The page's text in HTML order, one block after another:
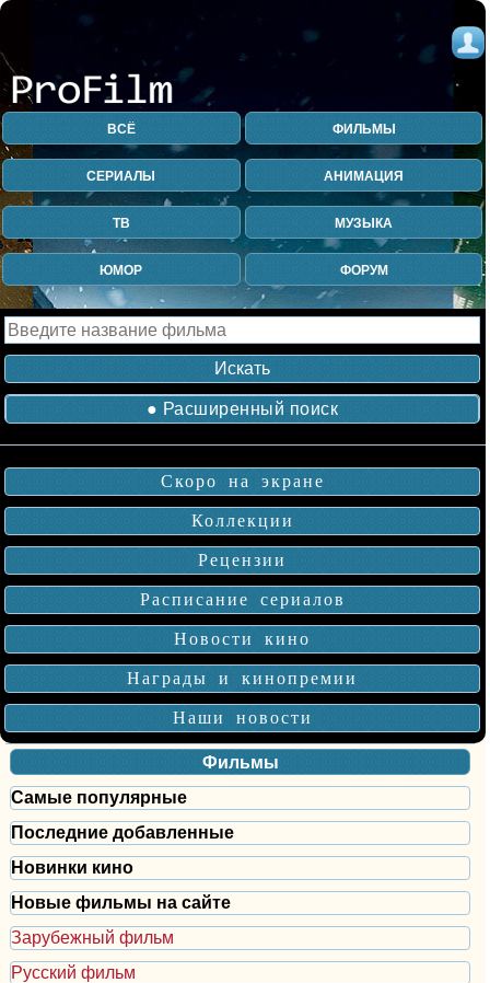
ВСЁ ФИЛЬМЫ
СЕРИАЛЫ АНИМАЦИЯ
ТВ МУЗЫКА
ЮМОР ФОРУМ
● Расширенный поиск
Скоро на экране
Коллекции
Рецензии
Расписание сериалов
Новости кино
Награды и кинопремии
Наши новости
Фильмы
Самые популярные
Последние добавленные
Новинки кино
Новые фильмы на сайте
Зарубежный фильм
Русский фильм